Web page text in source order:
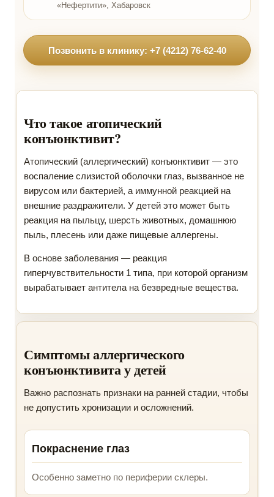
«Нефертити», Хабаровск
Позвонить в клинику: +7 (4212) 76-62-40
Что такое атопический
конъюнктивит?
Атопический (аллергический) конъюнктивит — это
воспаление слизистой оболочки глаз, вызванное не
вирусом или бактерией, а иммунной реакцией на
внешние раздражители. У детей это может быть
реакция на пыльцу, шерсть животных, домашнюю
пыль, плесень или даже пищевые аллергены.
В основе заболевания — реакция
гиперчувствительности 1 типа, при которой организм
вырабатывает антитела на безвредные вещества.
Симптомы аллергического
конъюнктивита у детей
Важно распознать признаки на ранней стадии, чтобы
не допустить хронизации и осложнений.
Покраснение глаз
Особенно заметно по периферии склеры.